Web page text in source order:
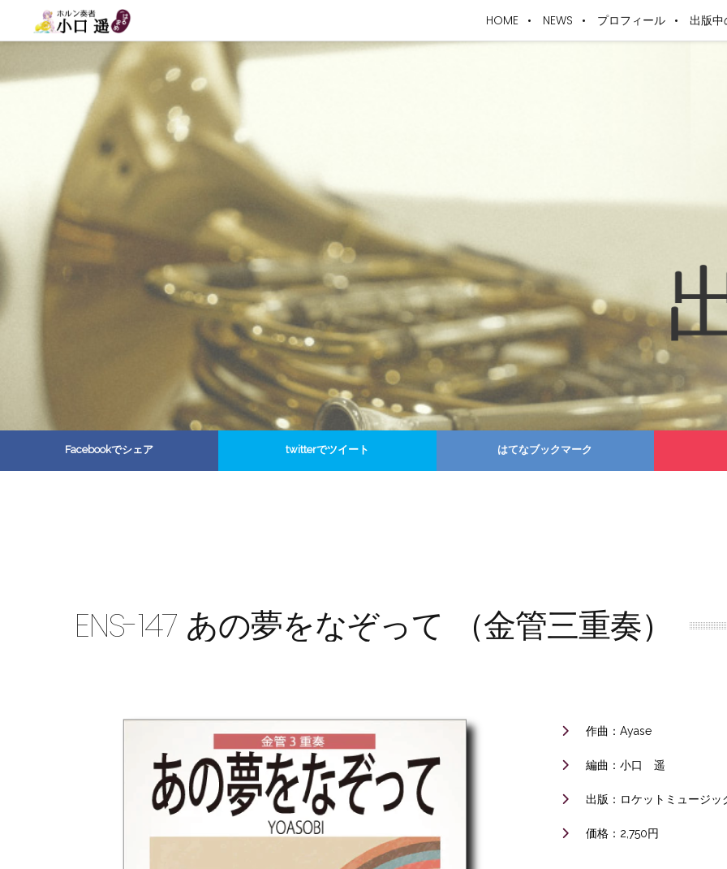
HOME NEWS プロフィール 出版
Facebookでシェア twitterでツイート はてなブックマーク
ENS-147 あの夢をなぞって （金管三重奏）
作曲：Ayase
編曲：小口 遥
出版：ロケットミュージッ
価格：2,750円